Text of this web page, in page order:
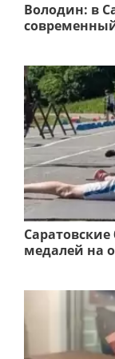
Володин: в
медалей на